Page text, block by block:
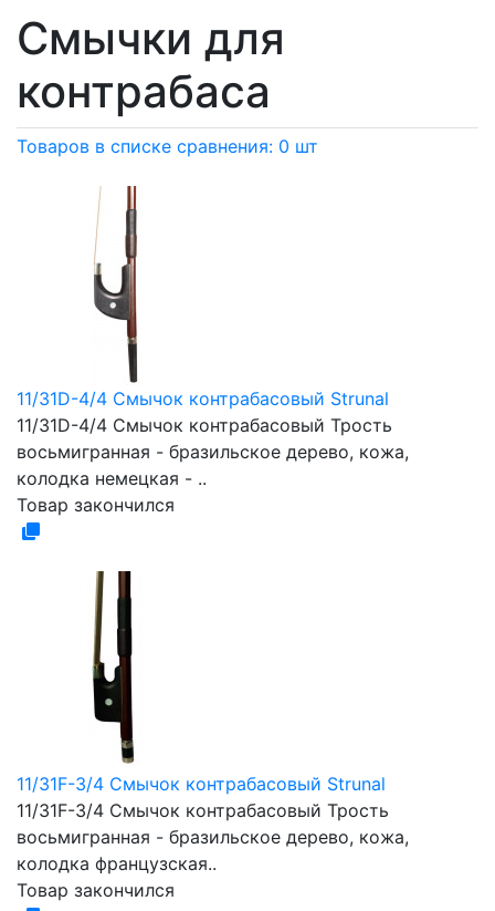
Смычки для
контрабаса
Товаров в списке сравнения: 0 шт
11/31D-4/4 Смычок контрабасовый Strunal
11/31D-4/4 Смычок контрабасовый Трость
восьмигранная - бразильское дерево, кожа,
колодка немецкая - ..
Товар закончился
11/31F-3/4 Смычок контрабасовый Strunal
11/31F-3/4 Смычок контрабасовый Трость
восьмигранная - бразильское дерево, кожа,
колодка французская..
Товар закончился